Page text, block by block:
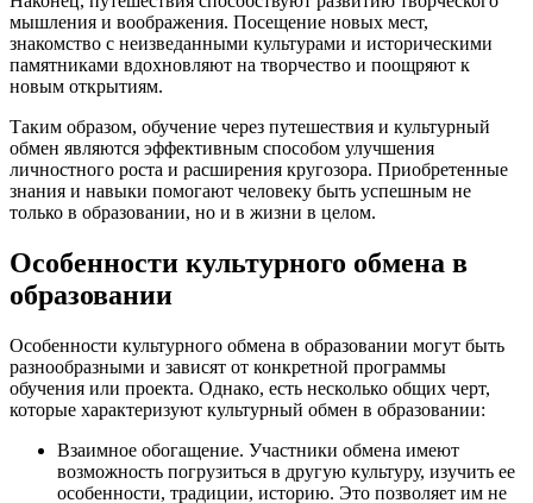
мышления и воображения. Посещение новых мест,
знакомство с неизведанными культурами и историческими
памятниками вдохновляют на творчество и поощряют к
новым открытиям.
Таким образом, обучение через путешествия и культурный
обмен являются эффективным способом улучшения
личностного роста и расширения кругозора. Приобретенные
знания и навыки помогают человеку быть успешным не
только в образовании, но и в жизни в целом.
Особенности культурного обмена в
образовании
Особенности культурного обмена в образовании могут быть
разнообразными и зависят от конкретной программы
обучения или проекта. Однако, есть несколько общих черт,
которые характеризуют культурный обмен в образовании:
Взаимное обогащение. Участники обмена имеют
возможность погрузиться в другую культуру, изучить ее
особенности, традиции, историю. Это позволяет им не